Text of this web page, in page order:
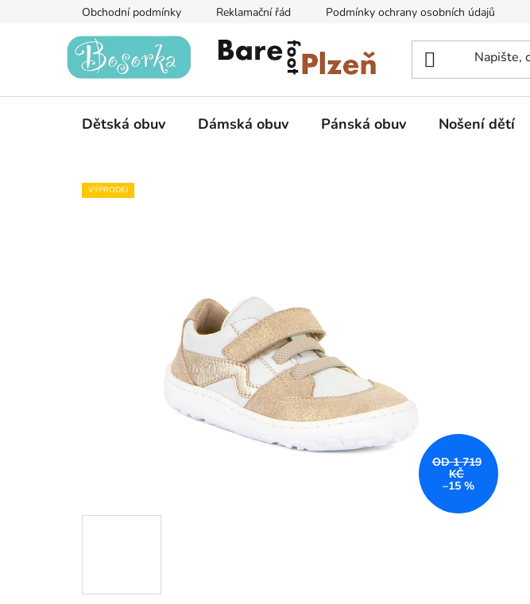
Obchodní podmínky Reklamační řád Podmínky ochrany osobních údajů
Dětská obuv Dámská obuv Pánská obuv Nošení dětí
VÝPRODEJ
OD 1 719
KČ
–15 %